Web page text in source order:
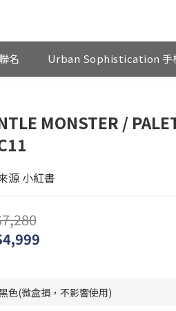
名 Urban Sophistication 手
MONSTER /
源 小紅書